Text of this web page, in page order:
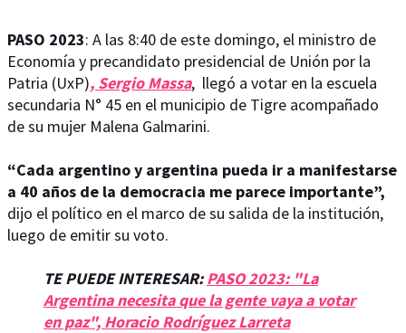
PASO 2023: A las 8:40 de este domingo, el ministro de
Economía y precandidato presidencial de Unión por la
Patria (UxP), Sergio Massa, llegó a votar en la escuela
secundaria N° 45 en el municipio de Tigre acompañado
de su mujer Malena Galmarini.
“Cada argentino y argentina pueda ir a manifestarse
a 40 años de la democracia me parece importante”,
dijo el político en el marco de su salida de la institución,
luego de emitir su voto.
TE PUEDE INTERESAR:PASO 2023: "La
Argentina necesita que la gente vaya a votar
en paz", Horacio Rodríguez Larreta